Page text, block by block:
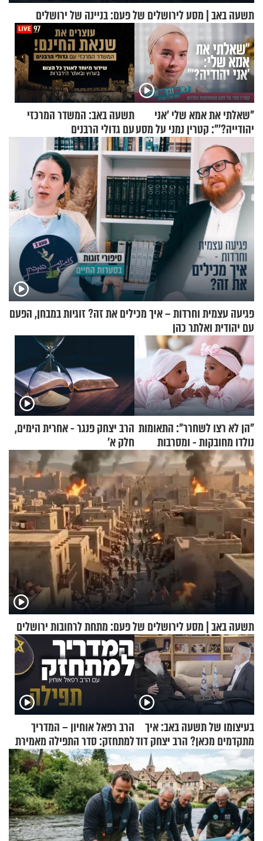
תשעה באב | מסע לירושלים של פעם: בניינה של ירושלים
"שאלתי את אמא שלי 'אני
יהודייה?'": קטרין נמני על מסע
ההתחזקות המרגש
תשעה באב: המשדר המרכזי
עם גדולי הרבנים
פגיעה עצמית וחרדות – איך מכילים את זה? זוגיות במבחן, הפעם
עם יהודית ואלתר כהן
"הן לא רצו לשחרר": התאומות
נולדו מחובקות - ומסרבות
להיפרד
הרב יצחק פנגר - אחרית הימים,
חלק א’
תשעה באב | מסע לירושלים של פעם: מתחת לרחובות ירושלים
בעיצומו של תשעה באב: איך
מתקדמים מכאן? הרב יצחק דוד
גרוסמן בשיחה מיוחדת
הרב רפאל אוחיון – המדריך
למתחזק: סדר התפילה מאמירת
הקורבנות ועד קריאת שמע